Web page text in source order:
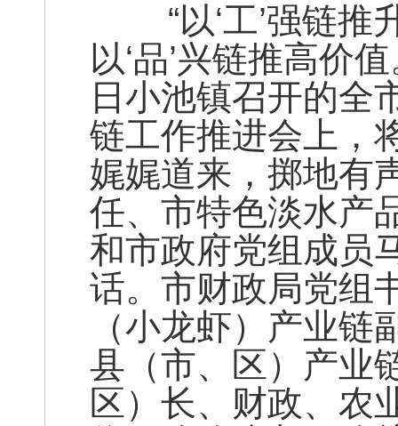
“以‘工’强链推升
以‘品’兴链推高价
日小池镇召开的全
链工作推进会上，
娓娓道来，掷地有
任、市特色淡水产
和市政府党组成员
话。市财政局党组
（小龙虾）产业
县（市、区）产业
区）长、财政、农